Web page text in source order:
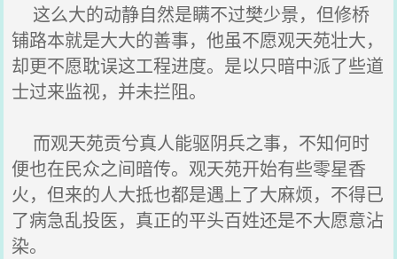
这么大的动静自然是瞒不过樊少景，但修桥
铺路本就是大大的善事，他虽不愿观天苑壮大，
却更不愿耽误这工程进度。是以只暗中派了些道
士过来监视，并未拦阻。
而观天苑贡兮真人能驱阴兵之事，不知何时
便也在民众之间暗传。观天苑开始有些零星香
火，但来的人大抵也都是遇上了大麻烦，不得已
了病急乱投医，真正的平头百姓还是不大愿意沾
染。